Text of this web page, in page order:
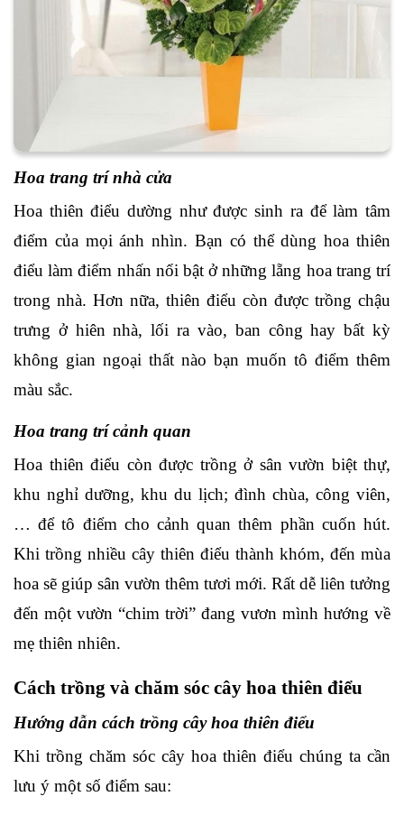
Hoa trang trí nhà cửa
Hoa thiên điểu dường như được sinh ra để làm tâm
điểm của mọi ánh nhìn. Bạn có thể dùng hoa thiên
điểu làm điểm nhấn nổi bật ở những lẵng hoa trang trí
trong nhà. Hơn nữa, thiên điểu còn được trồng chậu
trưng ở hiên nhà, lối ra vào, ban công hay bất kỳ
không gian ngoại thất nào bạn muốn tô điểm thêm
màu sắc.
Hoa trang trí cảnh quan
Hoa thiên điểu còn được trồng ở sân vườn biệt thự,
khu nghỉ dưỡng, khu du lịch; đình chùa, công viên,
… để tô điểm cho cảnh quan thêm phần cuốn hút.
Khi trồng nhiều cây thiên điểu thành khóm, đến mùa
hoa sẽ giúp sân vườn thêm tươi mới. Rất dễ liên tưởng
đến một vườn “chim trời” đang vươn mình hướng về
mẹ thiên nhiên.
Cách trồng và chăm sóc cây hoa thiên điểu
Hướng dẫn cách trồng cây hoa thiên điểu
Khi trồng chăm sóc cây hoa thiên điểu chúng ta cần
lưu ý một số điểm sau: